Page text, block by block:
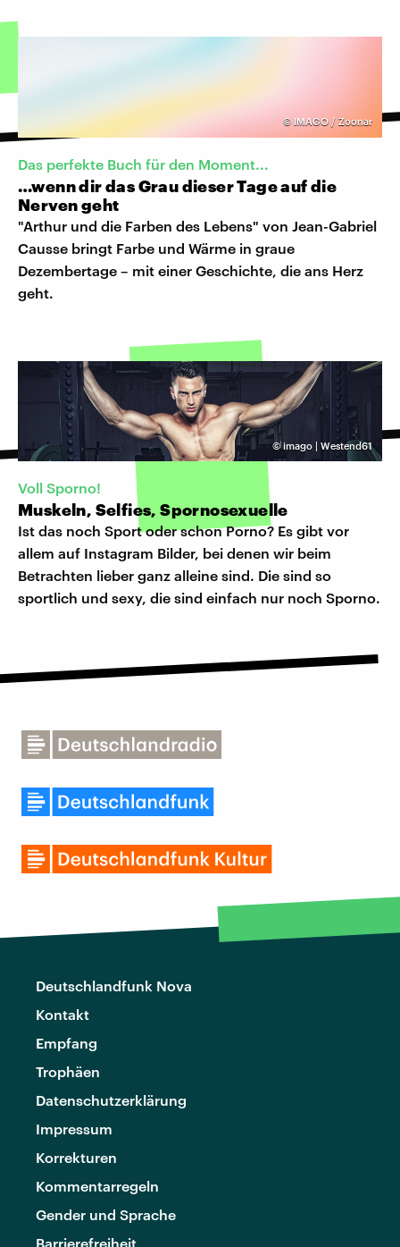
© IMAGO / Zoonar
Das perfekte Buch für den Moment...
…wenn dir das Grau dieser Tage auf die
Nerven geht
"Arthur und die Farben des Lebens" von Jean-Gabriel
Causse bringt Farbe und Wärme in graue
Dezembertage – mit einer Geschichte, die ans Herz
geht.
©imago | Westend61
Voll Sporno!
Muskeln, Selfies, Spornosexuelle
Ist das noch Sport oder schon Porno? Es gibt vor
allem auf Instagram Bilder, bei denen wir beim
Betrachten lieber ganz alleine sind. Die sind so
sportlich und sexy, die sind einfach nur noch Sporno.
Deutschlandfunk Nova
Kontakt
Empfang
Trophäen
Datenschutzerklärung
Impressum
Korrekturen
Kommentarregeln
Gender und Sprache
Barrierefreiheit